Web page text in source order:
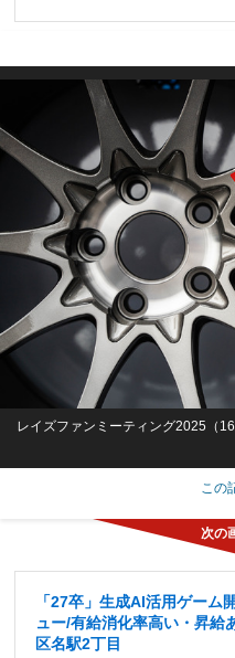
レイズファンミーティング2025（16/
この
「27卒」生成AI活用ゲーム
ュー/有給消化率高い・昇給
区名駅2丁目